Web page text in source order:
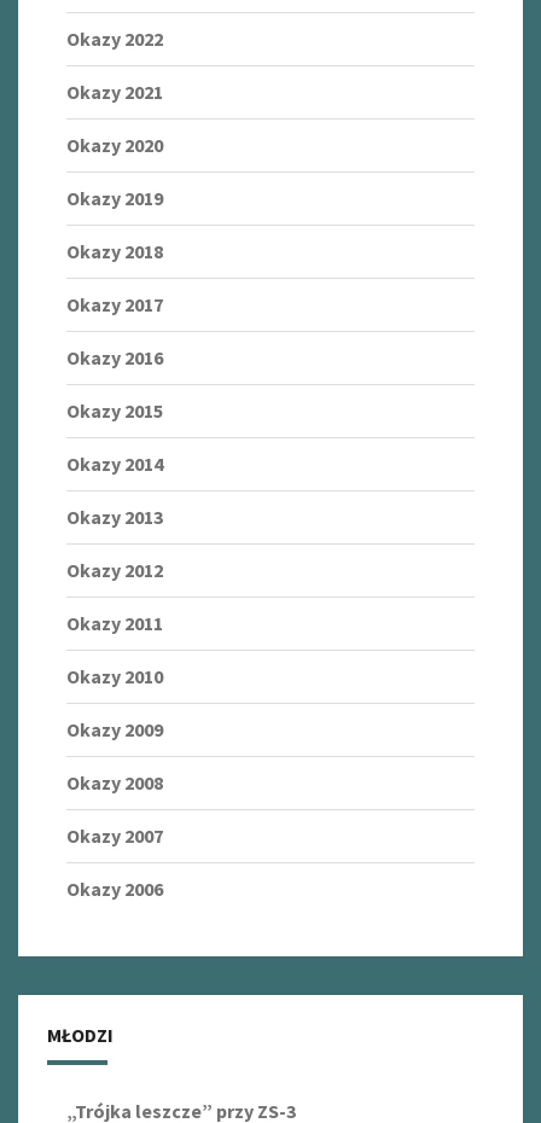
Okazy 2022
Okazy 2021
Okazy 2020
Okazy 2019
Okazy 2018
Okazy 2017
Okazy 2016
Okazy 2015
Okazy 2014
Okazy 2013
Okazy 2012
Okazy 2011
Okazy 2010
Okazy 2009
Okazy 2008
Okazy 2007
Okazy 2006
MŁODZI
„Trójka leszcze” przy ZS-3